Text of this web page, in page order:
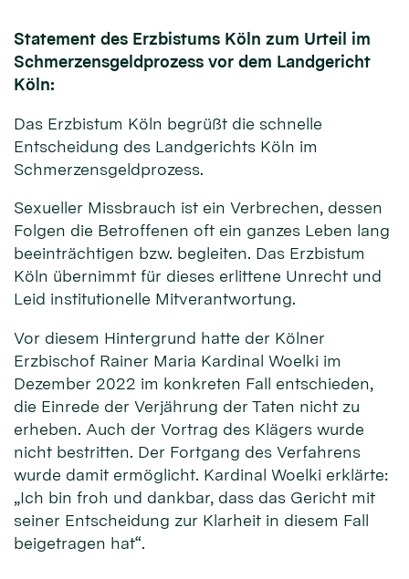
Statement des Erzbistums Köln zum Urteil im
Schmerzensgeldprozess vor dem Landgericht
Köln:
Das Erzbistum Köln begrüßt die schnelle
Entscheidung des Landgerichts Köln im
Schmerzensgeldprozess.
Sexueller Missbrauch ist ein Verbrechen, dessen
Folgen die Betroffenen oft ein ganzes Leben lang
beeinträchtigen bzw. begleiten. Das Erzbistum
Köln übernimmt für dieses erlittene Unrecht und
Leid institutionelle Mitverantwortung.
Vor diesem Hintergrund hatte der Kölner
Erzbischof Rainer Maria Kardinal Woelki im
Dezember 2022 im konkreten Fall entschieden,
die Einrede der Verjährung der Taten nicht zu
erheben. Auch der Vortrag des Klägers wurde
nicht bestritten. Der Fortgang des Verfahrens
wurde damit ermöglicht. Kardinal Woelki erklärte:
„Ich bin froh und dankbar, dass das Gericht mit
seiner Entscheidung zur Klarheit in diesem Fall
beigetragen hat“.